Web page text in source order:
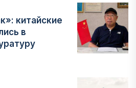
китайские
в